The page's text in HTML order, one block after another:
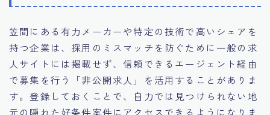
笠間にある有力メーカーや特定の技術で高いシェアを
持つ企業は、採用のミスマッチを防ぐために一般の求
人サイトには掲載せず、信頼できるエージェント経由
で募集を行う「非公開求人」を活用することがありま
す。登録しておくことで、自力では見つけられない地
元の隠れた好条件案件にアクセスできるようになりま